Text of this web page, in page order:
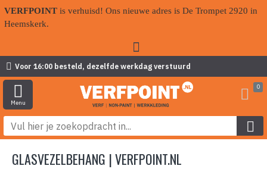
VERFPOINT is verhuisd! Ons nieuwe adres is De Trompet 2920 in
Heemskerk.
Voor 16:00 besteld, dezelfde werkdag verstuurd
0
GLASVEZELBEHANG | VERFPOINT.NL